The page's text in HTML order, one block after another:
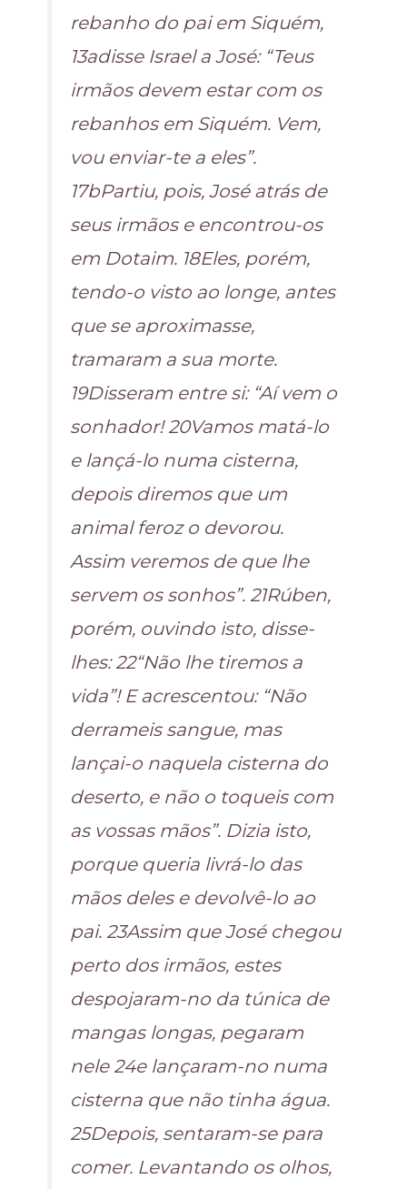
rebanho do pai em Siquém,
13adisse Israel a José: “Teus
irmãos devem estar com os
rebanhos em Siquém. Vem,
vou enviar-te a eles”.
17bPartiu, pois, José atrás de
seus irmãos e encontrou-os
em Dotaim. 18Eles, porém,
tendo-o visto ao longe, antes
que se aproximasse,
tramaram a sua morte.
19Disseram entre si: “Aí vem o
sonhador! 20Vamos matá-lo
e lançá-lo numa cisterna,
depois diremos que um
animal feroz o devorou.
Assim veremos de que lhe
servem os sonhos”. 21Rúben,
porém, ouvindo isto, disse-
lhes: 22“Não lhe tiremos a
vida”! E acrescentou: “Não
derrameis sangue, mas
lançai-o naquela cisterna do
deserto, e não o toqueis com
as vossas mãos”. Dizia isto,
porque queria livrá-lo das
mãos deles e devolvê-lo ao
pai. 23Assim que José chegou
perto dos irmãos, estes
despojaram-no da túnica de
mangas longas, pegaram
nele 24e lançaram-no numa
cisterna que não tinha água.
25Depois, sentaram-se para
comer. Levantando os olhos,